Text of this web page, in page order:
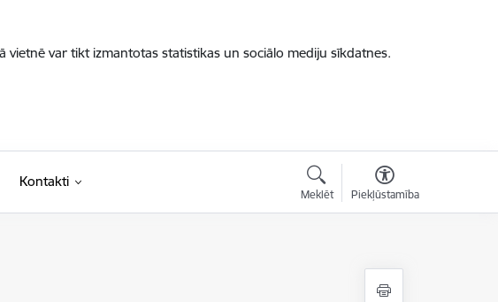
var tikt izmantotas statistikas un sociālo mediju sīkdatnes.
Kontakti
Meklēt Piekļūstamība